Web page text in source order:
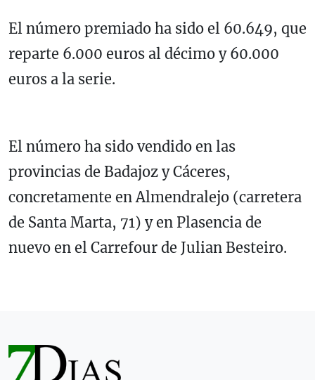
El número premiado ha sido el 60.649, que
reparte 6.000 euros al décimo y 60.000
euros a la serie.
El número ha sido vendido en las
provincias de Badajoz y Cáceres,
concretamente en Almendralejo (carretera
de Santa Marta, 71) y en Plasencia de
nuevo en el Carrefour de Julian Besteiro.